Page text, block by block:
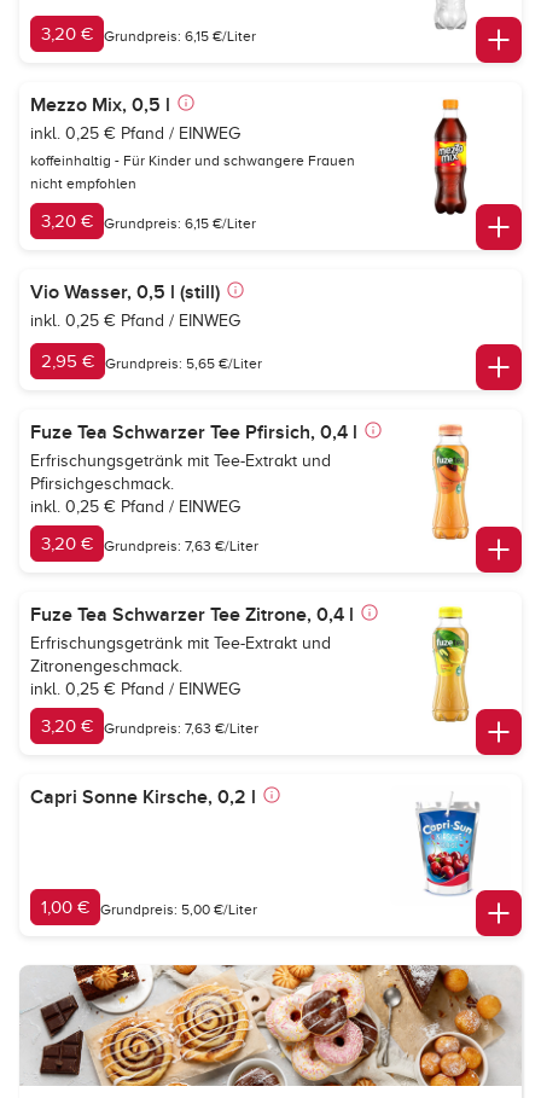
3,20 € Grundpreis: 6,15 €/Liter
Mezzo Mix, 0,5 l
inkl. 0,25 € Pfand / EINWEG
koffeinhaltig - Für Kinder und schwangere Frauen
nicht empfohlen
3,20 € Grundpreis: 6,15 €/Liter
Vio Wasser, 0,5 l (still)
inkl. 0,25 € Pfand / EINWEG
2,95 € Grundpreis: 5,65 €/Liter
Fuze Tea Schwarzer Tee Pfirsich, 0,4 l
Erfrischungsgetränk mit Tee-Extrakt und
Pfirsichgeschmack.
inkl. 0,25 € Pfand / EINWEG
3,20 € Grundpreis: 7,63 €/Liter
Fuze Tea Schwarzer Tee Zitrone, 0,4 l
Erfrischungsgetränk mit Tee-Extrakt und
Zitronengeschmack.
inkl. 0,25 € Pfand / EINWEG
3,20 € Grundpreis: 7,63 €/Liter
Capri Sonne Kirsche, 0,2 l
1,00 € Grundpreis: 5,00 €/Liter